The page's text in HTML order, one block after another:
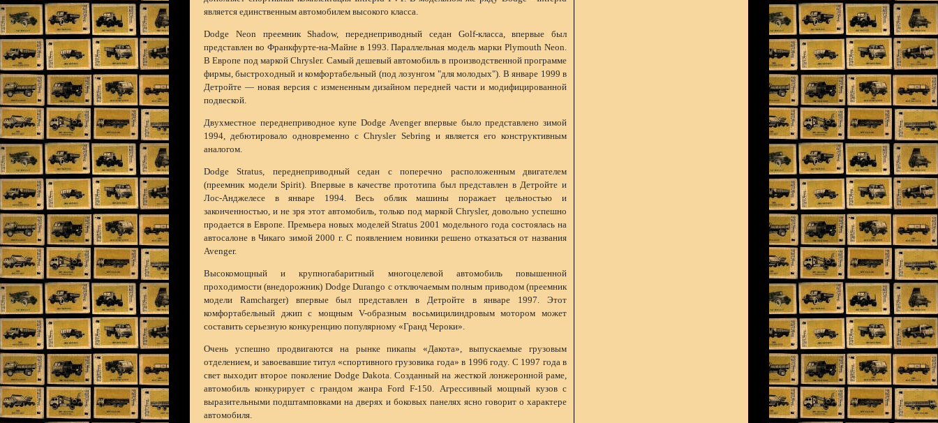
является единственным автомобилем высокого класса.
Dodge Neon преемник Shadow, переднеприводный седан Golf-класса, впервые был
представлен во Франкфурте-на-Майне в 1993. Параллельная модель марки Plymouth Neon.
В Европе под маркой Chrysler. Самый дешевый автомобиль в производственной программе
фирмы, быстроходный и комфортабельный (под лозунгом "для молодых"). В январе 1999 в
Детройте — новая версия с измененным дизайном передней части и модифицированной
подвеской.
Двухместное переднеприводное купе Dodge Avenger впервые было представлено зимой
1994, дебютировало одновременно с Chrysler Sebring и является его конструктивным
аналогом.
Dodge Stratus, переднеприводный седан с поперечно расположенным двигателем
(преемник модели Spirit). Впервые в качестве прототипа был представлен в Детройте и
Лос-Анджелесе в январе 1994. Весь облик машины поражает цельностью и
законченностью, и не зря этот автомобиль, только под маркой Chrysler, довольно успешно
продается в Европе. Премьера новых моделей Stratus 2001 модельного года состоялась на
автосалоне в Чикаго зимой 2000 г. С появлением новинки решено отказаться от названия
Avenger.
Высокомощный и крупногабаритный многоцелевой автомобиль повышенной
проходимости (внедорожник) Dodge Durango с отключаемым полным приводом (преемник
модели Ramcharger) впервые был представлен в Детройте в январе 1997. Этот
комфортабельный джип с мощным V-образным восьмицилиндровым мотором может
составить серьезную конкуренцию популярному «Гранд Чероки».
Очень успешно продвигаются на рынке пикапы «Дакота», выпускаемые грузовым
отделением, и завоевавшие титул «спортивного грузовика года» в 1996 году. С 1997 года в
свет выходит второе поколение Dodge Dakota. Созданный на жесткой лонжеронной раме,
автомобиль конкурирует с грандом жанра Ford F-150. Агрессивный мощный кузов с
выразительными подштамповками на дверях и боковых панелях ясно говорит о характере
автомобиля.